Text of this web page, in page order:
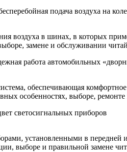
подача воздуха на
воздуха в шинах, в которых
замене и обслуживании
работа автомобильных
обеспечивающая
особенностях, выборе,
светосигнальных приборов
установленными в
выборе и правильной замене